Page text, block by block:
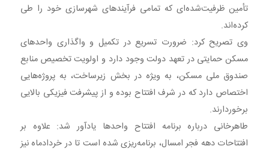
تأمین ظرفیت‌شده‌ای که تمامی فرآیندهای شهرسازی خود را طی
کرده‌اند.
وی تصریح کرد: ضرورت تسریع در تکمیل و واگذاری واحدهای
مسکن حمایتی در تعهد دولت وجود دارد و اولویت تخصیص منابع
صندوق ملی مسکن، به ویژه در بخش زیرساخت، به پروژه‌هایی
اختصاص دارد که در شرف افتتاح بوده و از پیشرفت فیزیکی بالایی
برخوردارند.
طاهرخانی درباره برنامه افتتاح واحدها یادآور شد: علاوه بر
افتتاحات دهه فجر امسال، برنامه‌ریزی شده است تا در خردادماه نیز